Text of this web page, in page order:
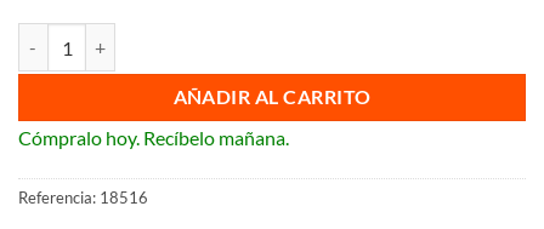
AÑADIR AL CARRITO
Cómpralo hoy. Recíbelo mañana.
Referencia: 18516